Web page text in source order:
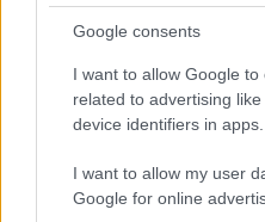
Google consents
I want to allow Google to
related to advertising
device identifiers in apps.
I want to allow my user
Google for online
ΣΗΜΕΡΑ ΣΤΟ